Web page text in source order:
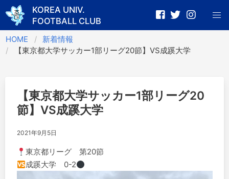
Skip
to
content
KOREA UNIV.
FOOTBALL CLUB
HOME
新着情報
【東京都大学サッカー1部リーグ20節】VS成蹊大学
【東京都大学サッカー1部リーグ20
節】VS成蹊大学
2021年9月5日
東京都リーグ 第20節
成蹊大学 0-2